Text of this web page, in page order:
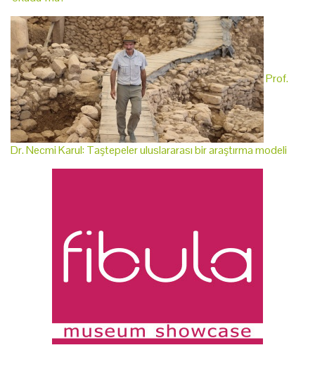
Prof.
Dr. Necmi Karul: Taştepeler uluslararası bir araştırma modeli